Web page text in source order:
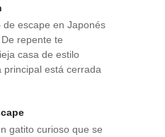
de escape en Japonés
repente te
casa de estilo
está cerrada
gatito curioso que se